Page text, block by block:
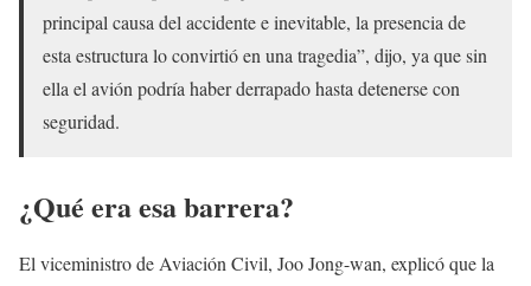
principal causa del accidente e inevitable, la presencia de
esta estructura lo convirtió en una tragedia”, dijo, ya que sin
ella el avión podría haber derrapado hasta detenerse con
seguridad.
¿Qué era esa barrera?
El viceministro de Aviación Civil, Joo Jong-wan, explicó que la